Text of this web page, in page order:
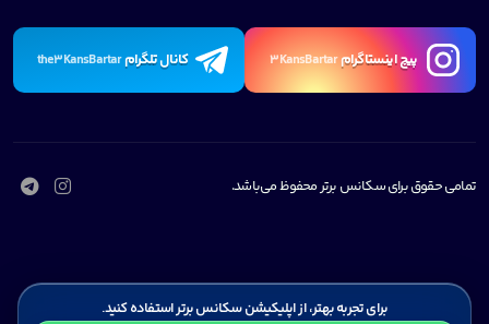
پیچ اینستاگرام3KansBartar کانال تلگرامthe3KansBartar
تمامی حقوق برای سکانس برتر محفوظ می‌باشد.
برای تجربه بهتر، از اپلیکیشن سکانس برتر استفاده کنید.